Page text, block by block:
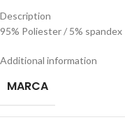
Description
95% Poliester / 5% spandex
Additional information
MARCA